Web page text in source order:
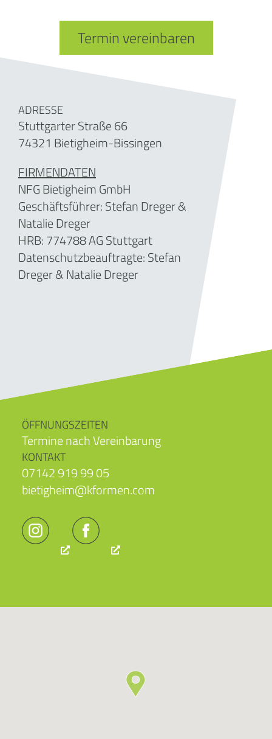
Termin vereinbaren
ADRESSE
Stuttgarter Straße 66
74321 Bietigheim-Bissingen
FIRMENDATEN
NFG Bietigheim GmbH
Geschäftsführer: Stefan Dreger &
Natalie Dreger
HRB: 774788 AG Stuttgart
Datenschutzbeauftragte: Stefan
Dreger & Natalie Dreger
ÖFFNUNGSZEITEN
Termine nach Vereinbarung
KONTAKT
07142 919 99 05
bietigheim@kformen.com